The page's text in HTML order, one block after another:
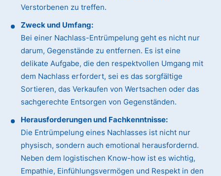
Verstorbenen zu treffen.
Zweck und Umfang:
Bei einer Nachlass-Entrümpelung geht es nicht nur
darum, Gegenstände zu entfernen. Es ist eine
delikate Aufgabe, die den respektvollen Umgang mit
dem Nachlass erfordert, sei es das sorgfältige
Sortieren, das Verkaufen von Wertsachen oder das
sachgerechte Entsorgen von Gegenständen.
Herausforderungen und Fachkenntnisse:
Die Entrümpelung eines Nachlasses ist nicht nur
physisch, sondern auch emotional herausfordernd.
Neben dem logistischen Know-how ist es wichtig,
Empathie, Einfühlungsvermögen und Respekt in den